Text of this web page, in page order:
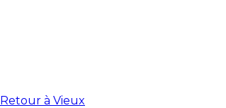
Retour à Vieux